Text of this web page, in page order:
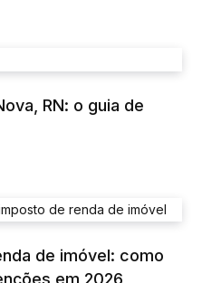
RN: o guia de
de imóvel: como
em 2026